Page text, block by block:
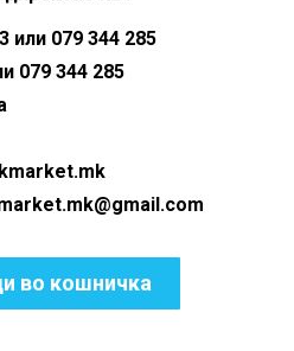
или 079 344 285
079 344 285
во кошничка